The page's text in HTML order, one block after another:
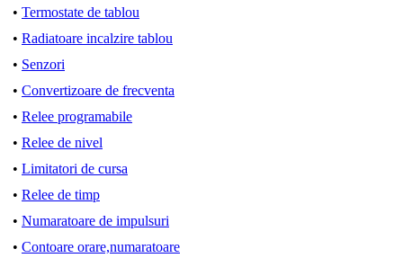
• Termostate de tablou
• Radiatoare incalzire tablou
• Senzori
• Convertizoare de frecventa
• Relee programabile
• Relee de nivel
• Limitatori de cursa
• Relee de timp
• Numaratoare de impulsuri
• Contoare orare,numaratoare